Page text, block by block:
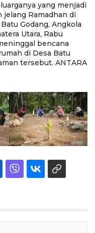
yang menjadi
jelang Ramadhan di
Godang, Angkola
Utara, Rabu
bencana
di Desa Batu
tersebut. ANTARA